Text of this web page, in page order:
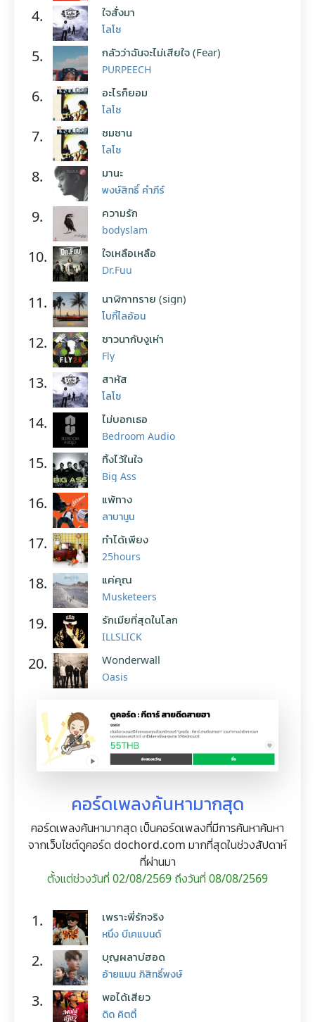
4. ใจสั่งมา
โลโซ
5. กลัวว่าฉันจะไม่เสียใจ (Fear)
PURPEECH
6. อะไรก็ยอม
โลโซ
7. ซมซาน
โลโซ
8. มานะ
พงษ์สิทธิ์ คำภีร์
9. ความรัก
bodyslam
10. ใจเหลือเหลือ
Dr.Fuu
11. นาฬิกาทราย (sign)
โบกี้ไลอ้อน
12. ชาวนากับงูเห่า
Fly
13. สาหัส
โลโซ
14. ไม่บอกเธอ
Bedroom Audio
15. ทิ้งไว้ในใจ
Big Ass
16. แพ้ทาง
ลาบานูน
17. ทำได้เพียง
25hours
18. แค่คุณ
Musketeers
19. รักเมียที่สุดในโลก
ILLSLICK
20. Wonderwall
Oasis
คอร์ดเพลงค้นหามากสุด
คอร์ดเพลงค้นหามากสุด เป็นคอร์ดเพลงที่มีการค้นหาค้นหา
จากเว็บไซต์ดูคอร์ด dochord.com มากที่สุดในช่วงสัปดาห์
ที่ผ่านมา
ตั้งแต่ช่วงวันที่ 02/08/2569 ถึงวันที่ 08/08/2569
1. เพราะพี่รักจริง
หนึ่ง บีเคแบนด์
2. บุญผลาบ่ฮอด
อ้ายแมน ภิสิทธิ์พงษ์
3. พอได้เสียว
ดิด คิตตี้